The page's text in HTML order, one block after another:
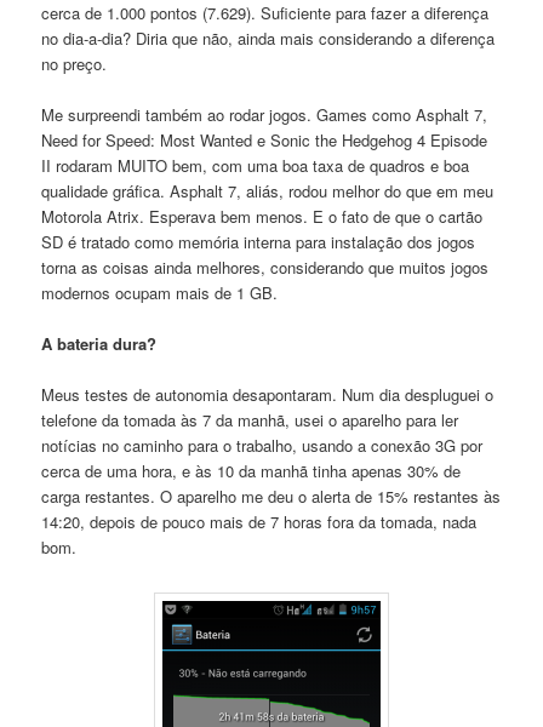
cerca de 1.000 pontos (7.629). Suficiente para fazer a diferença
no dia-a-dia? Diria que não, ainda mais considerando a diferença
no preço.
Me surpreendi também ao rodar jogos. Games como Asphalt 7,
Need for Speed: Most Wanted e Sonic the Hedgehog 4 Episode
II rodaram MUITO bem, com uma boa taxa de quadros e boa
qualidade gráfica. Asphalt 7, aliás, rodou melhor do que em meu
Motorola Atrix. Esperava bem menos. E o fato de que o cartão
SD é tratado como memória interna para instalação dos jogos
torna as coisas ainda melhores, considerando que muitos jogos
modernos ocupam mais de 1 GB.
A bateria dura?
Meus testes de autonomia desapontaram. Num dia despluguei o
telefone da tomada às 7 da manhã, usei o aparelho para ler
notícias no caminho para o trabalho, usando a conexão 3G por
cerca de uma hora, e às 10 da manhã tinha apenas 30% de
carga restantes. O aparelho me deu o alerta de 15% restantes às
14:20, depois de pouco mais de 7 horas fora da tomada, nada
bom.